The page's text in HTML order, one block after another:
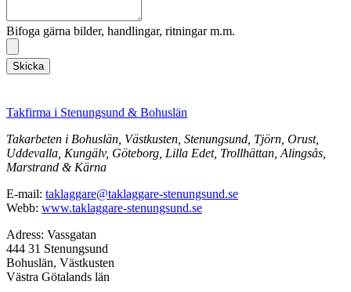
Bifoga gärna bilder, handlingar, ritningar m.m.
Skicka
Takfirma i Stenungsund & Bohuslän
Takarbeten i Bohuslän, Västkusten, Stenungsund, Tjörn, Orust,
Uddevalla, Kungälv, Göteborg, Lilla Edet, Trollhättan, Alingsås,
Marstrand & Kärna
E-mail: taklaggare@taklaggare-stenungsund.se
Webb: www.taklaggare-stenungsund.se
Adress: Vassgatan
444 31 Stenungsund
Bohuslän, Västkusten
Västra Götalands län